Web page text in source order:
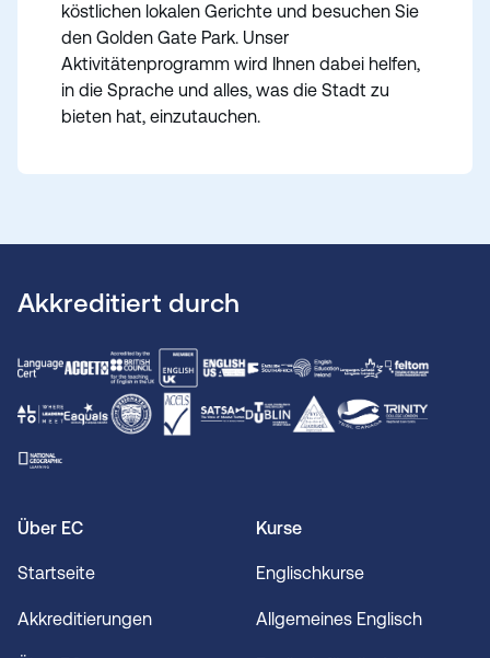
köstlichen lokalen Gerichte und besuchen Sie
den Golden Gate Park. Unser
Aktivitätenprogramm wird Ihnen dabei helfen,
in die Sprache und alles, was die Stadt zu
bieten hat, einzutauchen.
Akkreditiert durch
Über EC
Startseite
Akkreditierungen
Kurse
Englischkurse
Allgemeines Englisch